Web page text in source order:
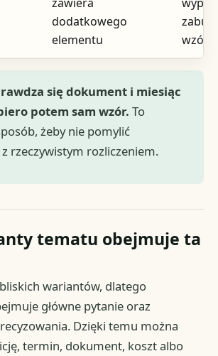
dodatkowego
elementu
wzór
się dokument i miesiąc
potem sam wzór. To
żeby nie pomylić
rzeczywistym rozliczeniem.
tematu obejmuje ta
wariantów, dlatego
główne pytanie oraz
Dzięki temu można
termin, dokument, koszt albo